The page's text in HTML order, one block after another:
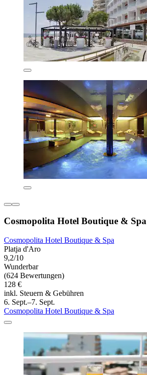
Cosmopolita Hotel Boutique & Spa
Cosmopolita Hotel Boutique & Spa
Platja d'Aro
9,2/10
Wunderbar
(624 Bewertungen)
128 €
inkl. Steuern & Gebühren
6. Sept.–7. Sept.
Cosmopolita Hotel Boutique & Spa